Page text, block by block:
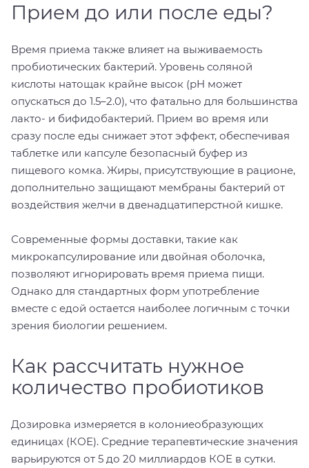
Прием до или после еды?
Время приема также влияет на выживаемость
пробиотических бактерий. Уровень соляной
кислоты натощак крайне высок (pH может
опускаться до 1.5–2.0), что фатально для большинства
лакто- и бифидобактерий. Прием во время или
сразу после еды снижает этот эффект, обеспечивая
таблетке или капсуле безопасный буфер из
пищевого комка. Жиры, присутствующие в рационе,
дополнительно защищают мембраны бактерий от
воздействия желчи в двенадцатиперстной кишке.
Современные формы доставки, такие как
микрокапсулирование или двойная оболочка,
позволяют игнорировать время приема пищи.
Однако для стандартных форм употребление
вместе с едой остается наиболее логичным с точки
зрения биологии решением.
Как рассчитать нужное
количество пробиотиков
Дозировка измеряется в колониеобразующих
единицах (КОЕ). Средние терапевтические значения
варьируются от 5 до 20 миллиардов КОЕ в сутки.